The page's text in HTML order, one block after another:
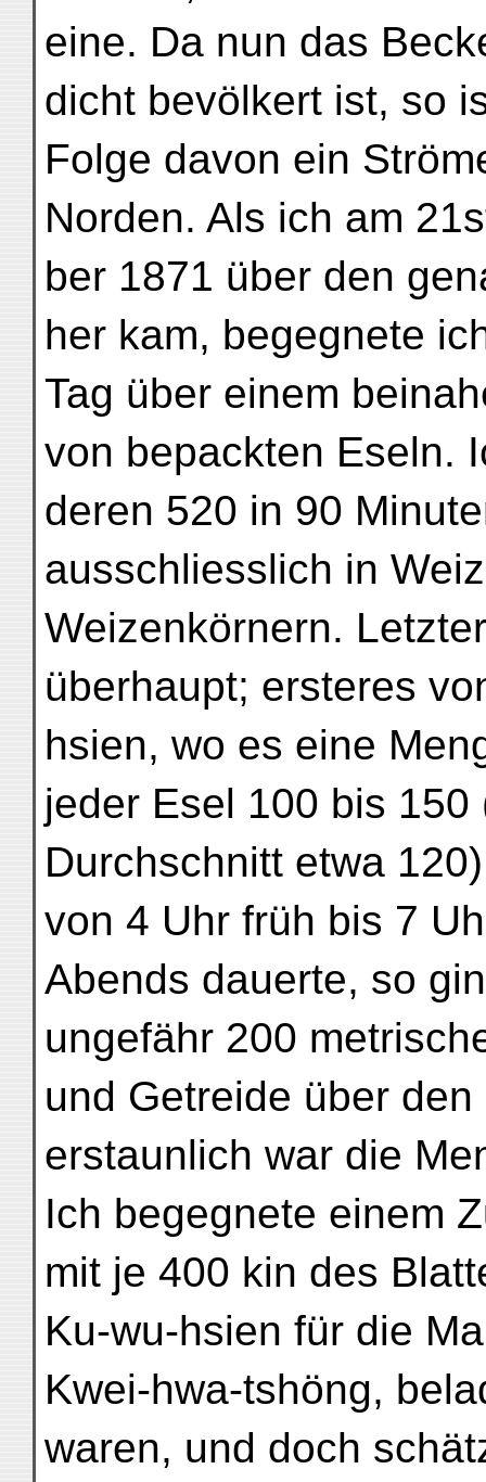
eine. Da nun das
dicht bevölkert ist, so
Folge davon ein
Norden. Als ich am
ber 1871 über den
her kam, begegnete
Tag über einem
von bepackten Eseln.
deren 520 in 90
ausschliesslich in
Weizenkörnern.
überhaupt; ersteres
hsien, wo es eine
jeder Esel 100 bis 150
Durchschnitt etwa
von 4 Uhr früh bis 7
Abends dauerte, so
ungefähr 200
und Getreide über
erstaunlich war die
Ich begegnete einem
mit je 400 kin des
Ku-wu-hsien für die
Kwei-hwa-tshöng,
waren, und doch